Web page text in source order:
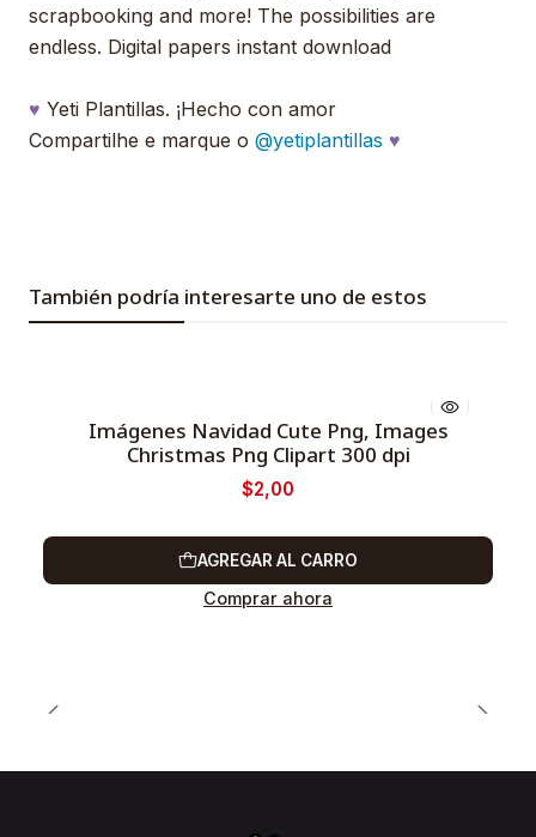
scrapbooking and more! The possibilities are
endless. Digital papers instant download
♥ Yeti Plantillas. ¡Hecho con amor
Compartilhe e marque o @yetiplantillas ♥
También podría interesarte uno de estos
Imágenes Navidad Cute Png, Images
Christmas Png Clipart 300 dpi
$2,00
AGREGAR AL CARRO
Comprar ahora